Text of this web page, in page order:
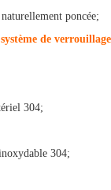
poncée;
de
304;
304;